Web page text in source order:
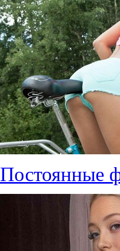
Постоянные